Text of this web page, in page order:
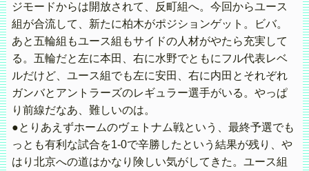
ジモードからは開放されて、反町組へ。今回からユース
組が合流して、新たに柏木がポジションゲット。ビバ。
あと五輪組もユース組もサイドの人材がやたら充実して
る。五輪だと左に本田、右に水野でともにフル代表レベ
ルだけど、ユース組でも左に安田、右に内田とそれぞれ
ガンバとアントラーズのレギュラー選手がいる。やっぱ
り前線だなあ、難しいのは。
●とりあえずホームのヴェトナム戦という、最終予選でも
っとも有利な試合を1-0で辛勝したという結果が残り、や
はり北京への道はかなり険しい気がしてきた。ユース組